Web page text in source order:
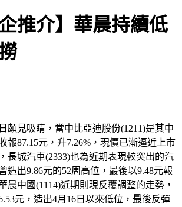
企推介】華晨持續低
頗見吸睛，當中比亞迪股份(1211)是其中
報87.15元，升7.26%，現價已漸逼近上市
長城汽車(2333)也為近期表現較突出的汽
造出9.86元的52周高位，最後以9.48元報
晨中國(1114)近期則現反覆調整的走勢，
元，造出4月16日以來低位，最後反彈